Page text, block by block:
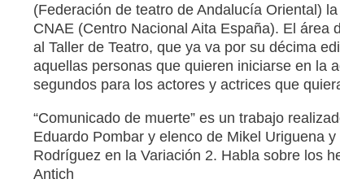
(Federación de teatro de Andalucía Oriental)
CNAE (Centro Nacional Aita España). El área
al Taller de Teatro, que ya va por su décima
aquellas personas que quieren iniciarse en la
segundos para los actores y actrices que
“Comunicado de muerte” es un trabajo
Eduardo Pombar y elenco de Mikel Uriguena
Rodríguez en la Variación 2. Habla sobre los
Antich